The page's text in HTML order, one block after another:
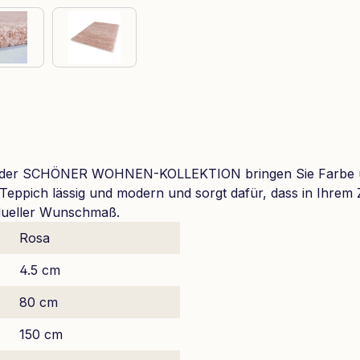
SCHÖNER WOHNEN-KOLLEKTION bringen Sie
lässig und modern und sorgt dafür, dass in
Wunschmaß.
Rosa
4.5 cm
80 cm
150 cm